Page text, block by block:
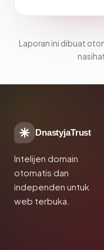
Laporan ini dibuat
DnastyjaTrust
Intelijen domain
otomatis dan
independen untuk
web terbuka.